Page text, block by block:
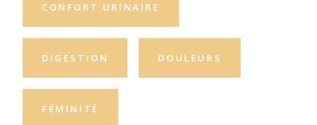
CONFORT URINAIRE
DIGESTION DOULEURS
FÉMINITÉ